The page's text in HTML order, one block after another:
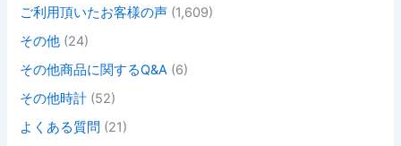
ご利用頂いたお客様の声 (1,609)
その他 (24)
その他商品に関するQ&A (6)
その他時計 (52)
よくある質問 (21)